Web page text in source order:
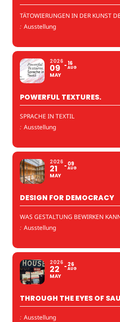
TÄTOWIERUNGEN IN DER KUNST
: Ausstellung
2026
09
MAY
16
AUG
POWERFUL TEXTURES.
SPRACHE IN TEXTIL
: Ausstellung
2026
21
MAY
09
AUG
DESIGN FOR DEMOCRACY
WAS GESTALTUNG BEWIRKEN
: Ausstellung
2026
22
MAY
26
AUG
THROUGH THE EYES OF
: Ausstellung